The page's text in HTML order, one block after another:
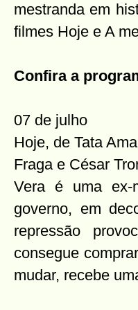
mestranda em
filmes Hoje e A
Confira a
07 de julho
Hoje, de Tata
Fraga e César
Vera é uma ex-
governo, em
repressão
consegue
mudar, recebe